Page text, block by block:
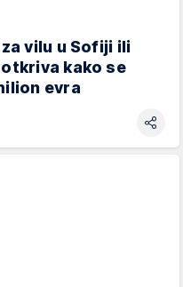
vilu u Sofiji ili
kako se
evra